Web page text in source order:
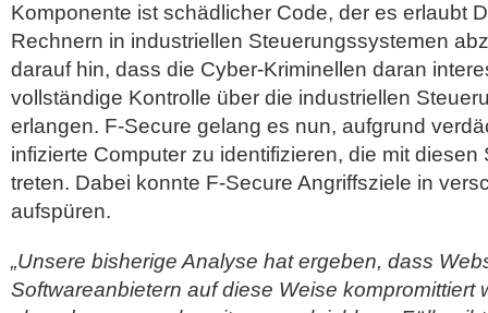
Komponente ist schädlicher Code, der es erlaubt
Rechnern in industriellen Steuerungssystemen
darauf hin, dass die Cyber-Kriminellen daran
vollständige Kontrolle über die industriellen
erlangen. F-Secure gelang es nun, aufgrund
infizierte Computer zu identifizieren, die mit diesen
treten. Dabei konnte F-Secure Angriffsziele in
aufspüren.
„Unsere bisherige Analyse hat ergeben, dass
Softwareanbietern auf diese Weise kompromittiert